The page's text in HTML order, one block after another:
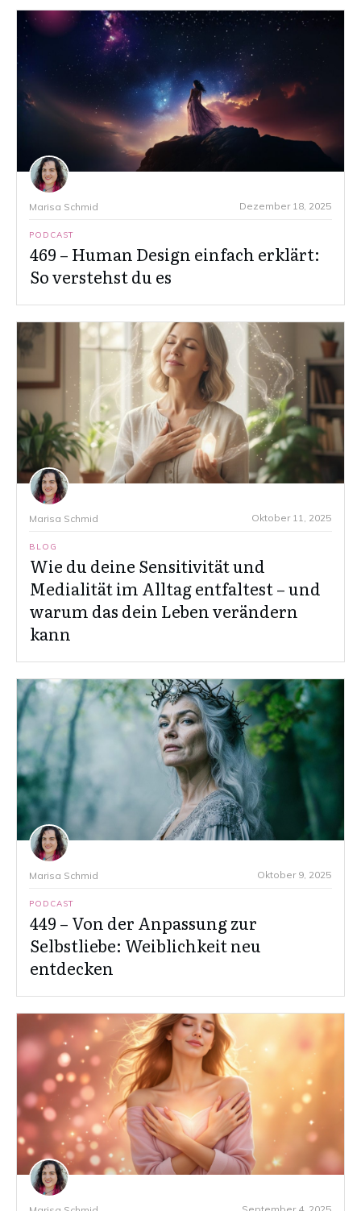
Marisa Schmid Dezember 18, 2025
PODCAST
469 – Human Design einfach erklärt:
So verstehst du es
Marisa Schmid Oktober 11, 2025
BLOG
Wie du deine Sensitivität und
Medialität im Alltag entfaltest – und
warum das dein Leben verändern
kann
Marisa Schmid Oktober 9, 2025
PODCAST
449 – Von der Anpassung zur
Selbstliebe: Weiblichkeit neu
entdecken